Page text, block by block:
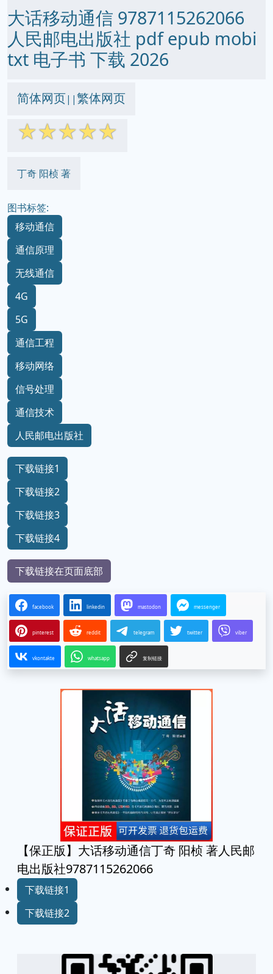
大话移动通信 9787115262066
人民邮电出版社 pdf epub mobi
txt 电子书 下载 2026
简体网页||繁体网页
☆☆☆☆☆
丁奇 阳桢 著
图书标签:
移动通信
通信原理
无线通信
4G
5G
通信工程
移动网络
信号处理
通信技术
人民邮电出版社
下载链接1
下载链接2
下载链接3
下载链接4
下载链接在页面底部
facebook linkedin mastodon messenger
pinterest reddit telegram twitter viber
vkontakte whatsapp 复制链接
【保正版】大话移动通信丁奇 阳桢 著人民邮
电出版社9787115262066
下载链接1
下载链接2